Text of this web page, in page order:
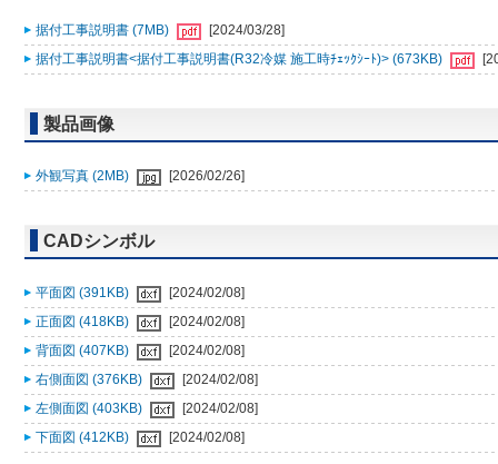
据付工事説明書 (7MB)
[2024/03/28]
据付工事説明書<据付工事説明書(R32冷媒 施工時ﾁｪｯｸｼｰﾄ)> (673KB)
製品画像
外観写真 (2MB) [2026/02/26]
CADシンボル
平面図 (391KB)
[2024/02/08]
正面図 (418KB)
[2024/02/08]
背面図 (407KB)
[2024/02/08]
右側面図 (376KB)
[2024/02/08]
左側面図 (403KB)
[2024/02/08]
下面図 (412KB)
[2024/02/08]